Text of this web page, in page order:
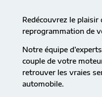
Redécouvrez le plaisir
reprogrammation de
Notre équipe
couple de votre
retrouver les vraies
automobile.